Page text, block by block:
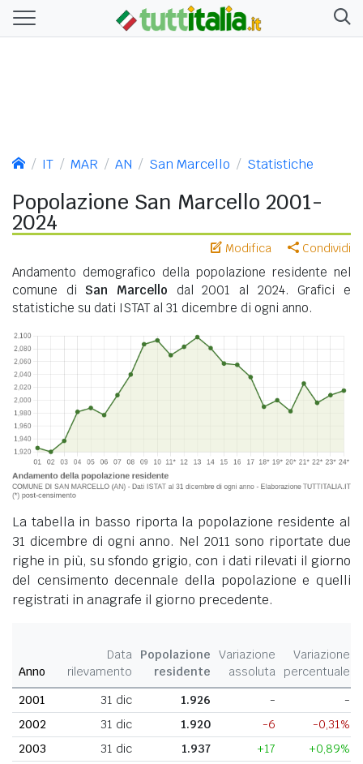
IT MAR AN San Marcello Statistiche
Popolazione San Marcello 2001-
2024
Modifica Condividi
Andamento demografico della popolazione residente nel
comune di San Marcello dal 2001 al 2024. Grafici e
statistiche su dati ISTAT al 31 dicembre di ogni anno.
La tabella in basso riporta la popolazione residente al
31 dicembre di ogni anno. Nel 2011 sono riportate due
righe in più, su sfondo grigio, con i dati rilevati il giorno
del censimento decennale della popolazione e quelli
registrati in anagrafe il giorno precedente.
Anno
Data
rilevamento
Popolazione
residente
Variazione
assoluta
Variazione
percentuale
2001
31 dic 1.926 -
-
2002
31 dic 1.920 -6
-0,31%
2003
31 dic 1.937 +17
+0,89%